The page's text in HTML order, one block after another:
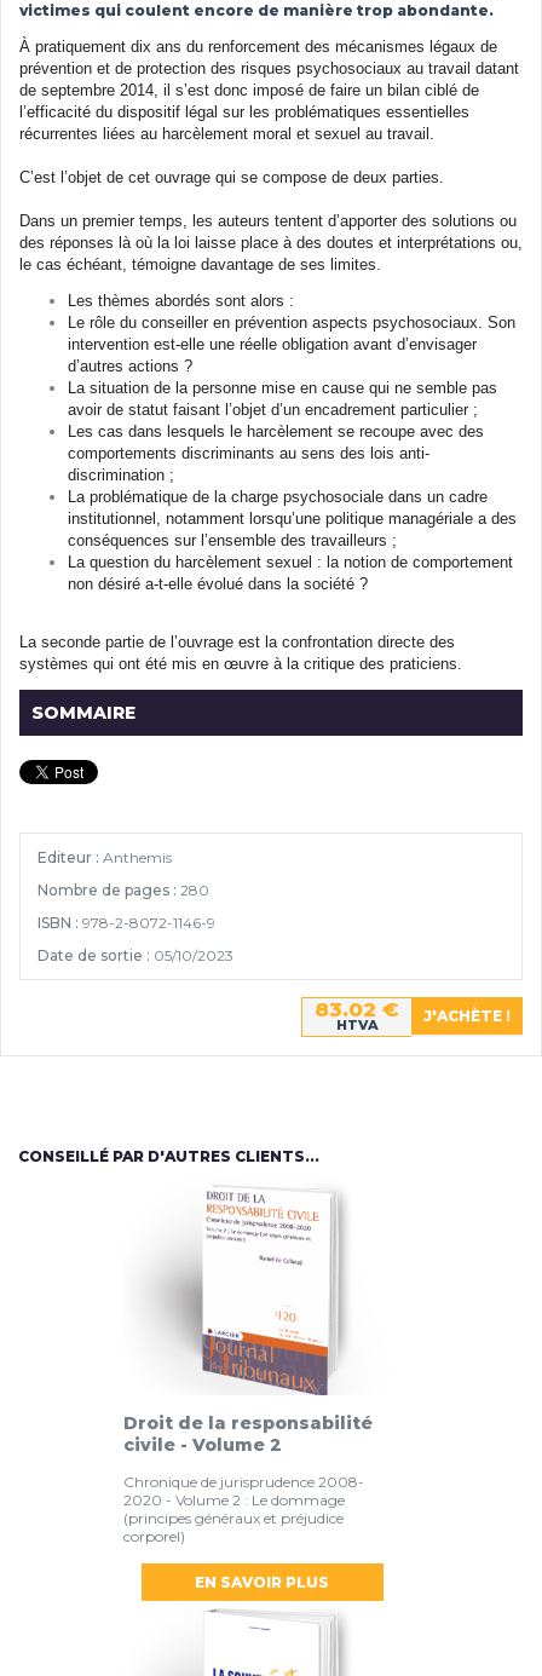
victimes qui coulent encore de manière trop abondante.
À pratiquement dix ans du renforcement des mécanismes légaux de
prévention et de protection des risques psychosociaux au travail datant
de septembre 2014, il s’est donc imposé de faire un bilan ciblé de
l’efficacité du dispositif légal sur les problématiques essentielles
récurrentes liées au harcèlement moral et sexuel au travail.
C’est l’objet de cet ouvrage qui se compose de deux parties.
Dans un premier temps, les auteurs tentent d’apporter des solutions ou
des réponses là où la loi laisse place à des doutes et interprétations ou,
le cas échéant, témoigne davantage de ses limites.
Les thèmes abordés sont alors :
Le rôle du conseiller en prévention aspects psychosociaux. Son
intervention est-elle une réelle obligation avant d’envisager
d’autres actions ?
La situation de la personne mise en cause qui ne semble pas
avoir de statut faisant l’objet d’un encadrement particulier ;
Les cas dans lesquels le harcèlement se recoupe avec des
comportements discriminants au sens des lois anti-
discrimination ;
La problématique de la charge psychosociale dans un cadre
institutionnel, notamment lorsqu’une politique managériale a des
conséquences sur l’ensemble des travailleurs ;
La question du harcèlement sexuel : la notion de comportement
non désiré a-t-elle évolué dans la société ?
La seconde partie de l’ouvrage est la confrontation directe des
systèmes qui ont été mis en œuvre à la critique des praticiens.
SOMMAIRE
Editeur : Anthemis
Nombre de pages : 280
ISBN : 978-2-8072-1146-9
Date de sortie : 05/10/2023
83.02 €
HTVA
CONSEILLÉ PAR D'AUTRES CLIENTS...
Droit de la responsabilité
civile - Volume 2
Chronique de jurisprudence 2008-
2020 - Volume 2 : Le dommage
(principes généraux et préjudice
corporel)
EN SAVOIR PLUS